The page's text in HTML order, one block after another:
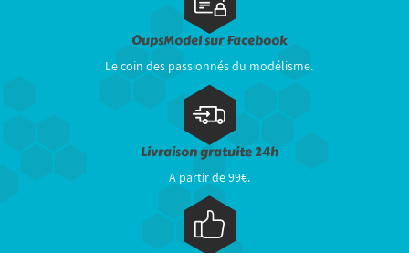
OupsModel sur Facebook
Le coin des passionnés du modélisme.
Livraison gratuite 24h
A partir de 99€.